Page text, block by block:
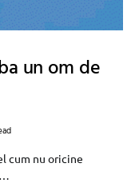
un om de
cum nu oricine